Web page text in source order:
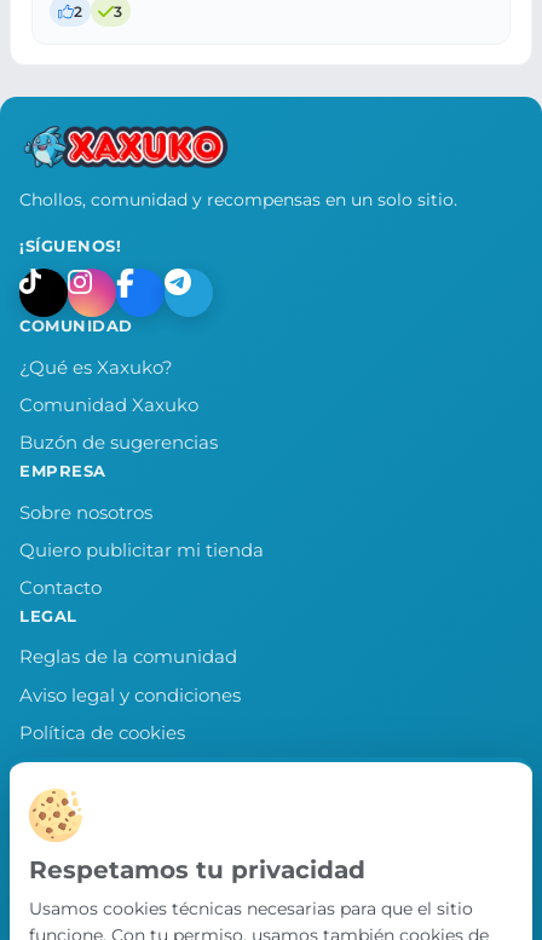
2 3
Chollos, comunidad y recompensas en un solo sitio.
¡SÍGUENOS!
COMUNIDAD
¿Qué es Xaxuko?
Comunidad Xaxuko
Buzón de sugerencias
EMPRESA
Sobre nosotros
Quiero publicitar mi tienda
Contacto
LEGAL
Reglas de la comunidad
Aviso legal y condiciones
Política de cookies
Política de privacidad
Preferencias de cookies
LLEVA XAXUKO CONTIGO
Chollos, misiones y recompensas desde
nuestra APP.
Respetamos tu privacidad
Usamos cookies técnicas necesarias para que el sitio
funcione. Con tu permiso, usamos también cookies de